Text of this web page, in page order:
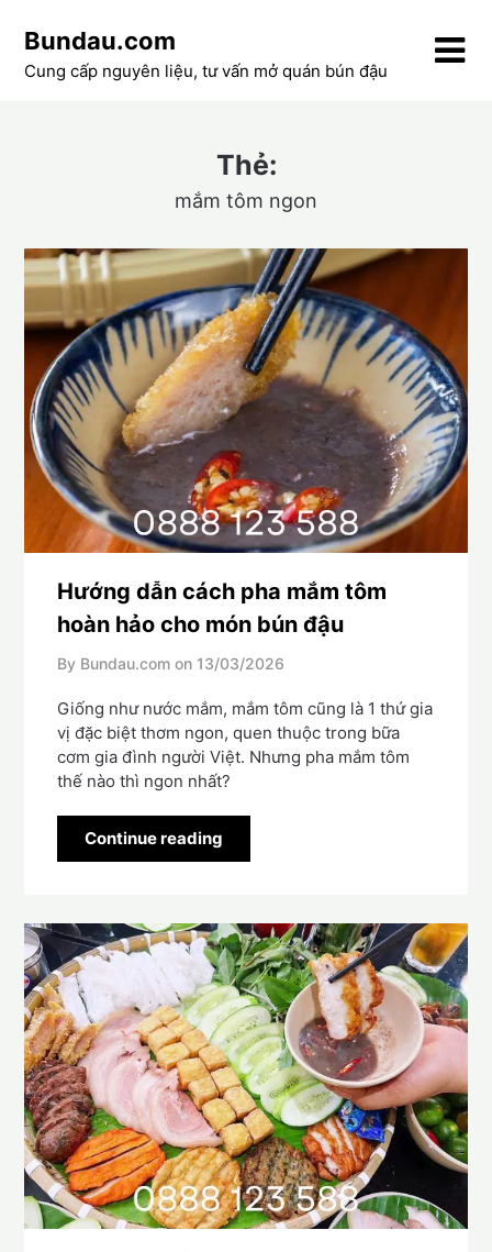
content
Bundau.com
Cung cấp nguyên liệu, tư vấn mở quán bún đậu
Thẻ:
mắm tôm ngon
Hướng dẫn cách pha mắm tôm
hoàn hảo cho món bún đậu
By Bundau.com on 13/03/2026
Giống như nước mắm, mắm tôm cũng là 1 thứ gia
vị đặc biệt thơm ngon, quen thuộc trong bữa
cơm gia đình người Việt. Nhưng pha mắm tôm
thế nào thì ngon nhất?
Continue reading